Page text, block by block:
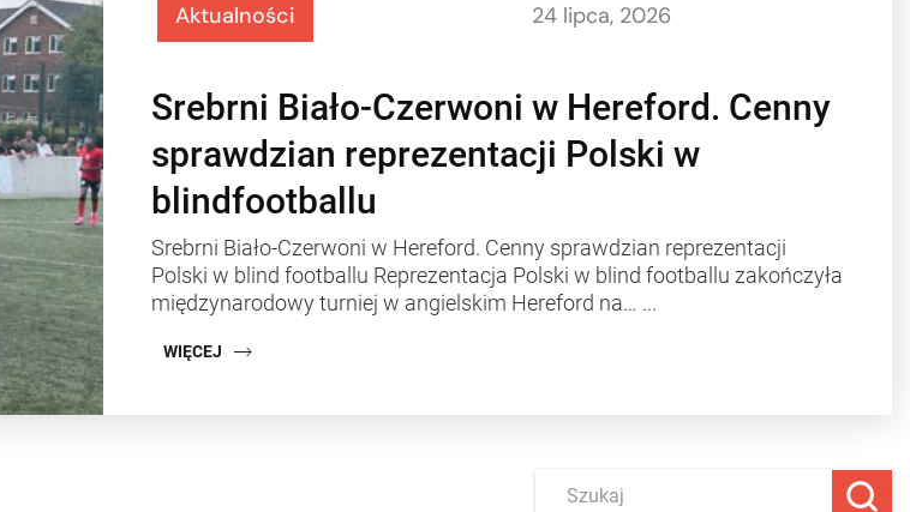
Aktualności 24 lipca, 2026
Srebrni Biało-Czerwoni w Hereford. Cenny
sprawdzian reprezentacji Polski w
blindfootballu
Srebrni Biało-Czerwoni w Hereford. Cenny sprawdzian reprezentacji
Polski w blind footballu Reprezentacja Polski w blind footballu zakończyła
międzynarodowy turniej w angielskim Hereford na… ...
WIĘCEJ